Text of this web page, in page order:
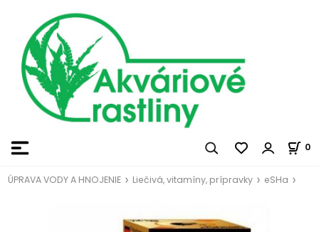
0
ÚPRAVA VODY A HNOJENIE Liečivá, vitamíny, prípravky eSHa